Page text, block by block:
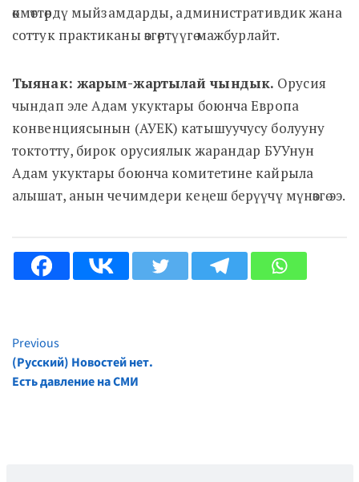
өкмөттөрдү мыйзамдарды, административдик жана
соттук практиканы өзгөртүүгө мажбурлайт.
Тыянак: жарым-жартылай чындык. Орусия
чындап эле Адам укуктары боюнча Европа
конвенциясынын (АУЕК) катышуучусу болууну
токтотту, бирок орусиялык жарандар БУУнун
Адам укуктары боюнча комитетине кайрыла
алышат, анын чечимдери кеңеш берүүчү мүнөзгө ээ.
Continue
Reading
Previous
(Русский) Новостей нет.
Есть давление на СМИ